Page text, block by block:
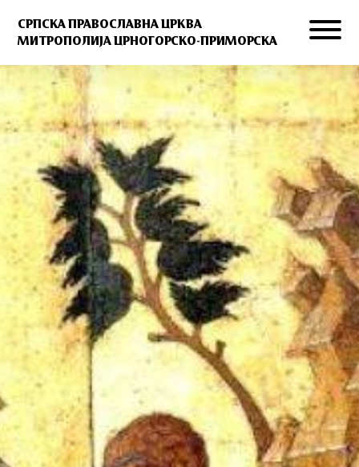
СРПСКА ПРАВОСЛАВНА ЦРКВА
МИТРОПОЛИЈА ЦРНОГОРСКО-ПРИМОРСКА